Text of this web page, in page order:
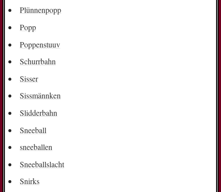
Plünnenpopp
Popp
Poppenstuuv
Schurrbahn
Sisser
Sissmännken
Slidderbahn
Sneeball
sneeballen
Sneeballslacht
Snirks